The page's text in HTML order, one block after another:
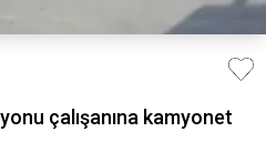
çalışanına kamyonet